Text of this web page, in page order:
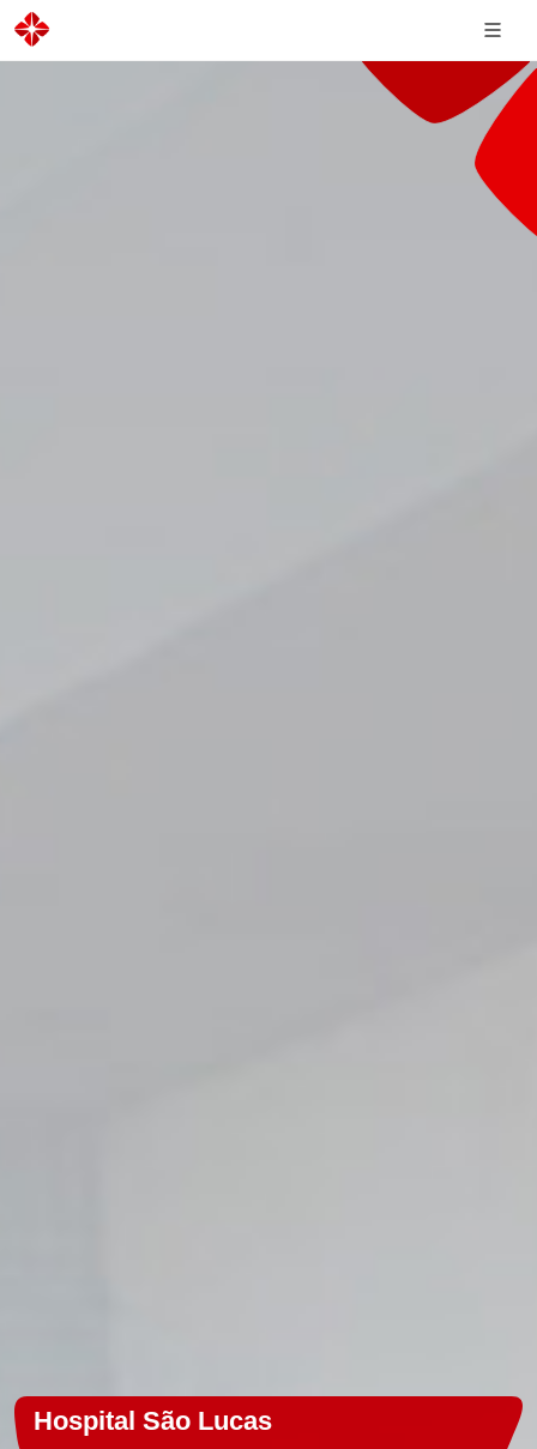
Hospital São Lucas